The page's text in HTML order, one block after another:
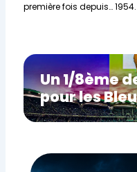
première fois depuis… 1954.
Un 1/8ème
pour les